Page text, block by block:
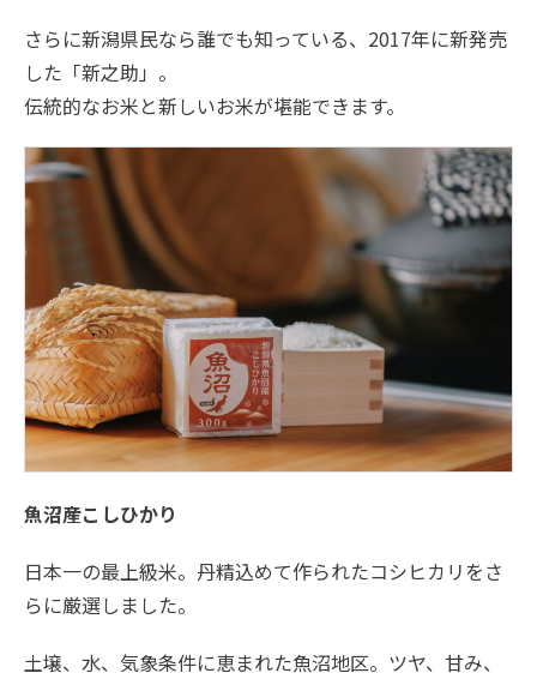
さらに新潟県民なら誰でも知っている、2017年に新発売
した「新之助」。
伝統的なお米と新しいお米が堪能できます。
魚沼産こしひかり
日本一の最上級米。丹精込めて作られたコシヒカリをさ
らに厳選しました。
土壌、水、気象条件に恵まれた魚沼地区。ツヤ、甘み、